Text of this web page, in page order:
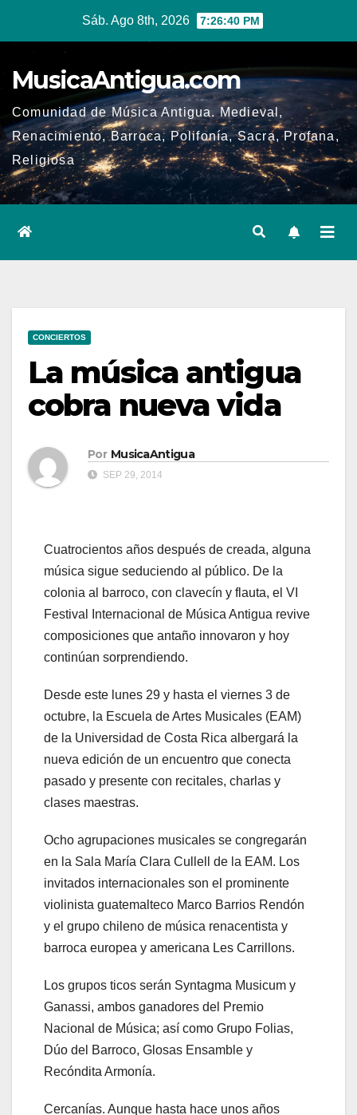
Sáb. Ago 8th, 2026 7:26:40 PM
MusicaAntigua.com
Comunidad de Música Antigua. Medieval,
Renacimiento, Barroca, Polifonía, Sacra, Profana,
Religiosa
CONCIERTOS
La música antigua
cobra nueva vida
Por MusicaAntigua
SEP 29, 2014
Cuatrocientos años después de creada, alguna
música sigue seduciendo al público. De la
colonia al barroco, con clavecín y flauta, el VI
Festival Internacional de Música Antigua revive
composiciones que antaño innovaron y hoy
continúan sorprendiendo.
Desde este lunes 29 y hasta el viernes 3 de
octubre, la Escuela de Artes Musicales (EAM)
de la Universidad de Costa Rica albergará la
nueva edición de un encuentro que conecta
pasado y presente con recitales, charlas y
clases maestras.
Ocho agrupaciones musicales se congregarán
en la Sala María Clara Cullell de la EAM. Los
invitados internacionales son el prominente
violinista guatemalteco Marco Barrios Rendón
y el grupo chileno de música renacentista y
barroca europea y americana Les Carrillons.
Los grupos ticos serán Syntagma Musicum y
Ganassi, ambos ganadores del Premio
Nacional de Música; así como Grupo Folias,
Dúo del Barroco, Glosas Ensamble y
Recóndita Armonía.
Cercanías. Aunque hasta hace unos años